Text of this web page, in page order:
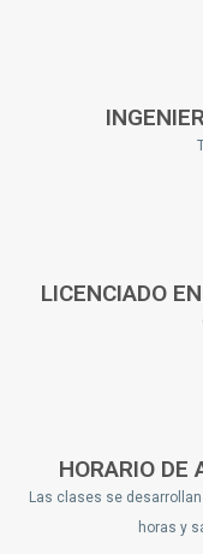
LICENCIADO
HORARIO DE
Las clases se
horas y